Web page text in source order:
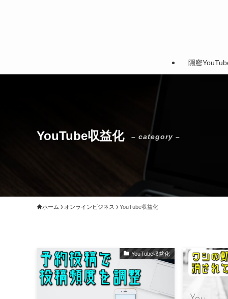
隠密
YouTube収益化 – category –
ホーム オンラインビジネス YouTube収益化
YouTube収益化